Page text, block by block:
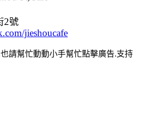
2號
jieshoucafe
請幫忙動動小手幫忙點擊廣告.支持